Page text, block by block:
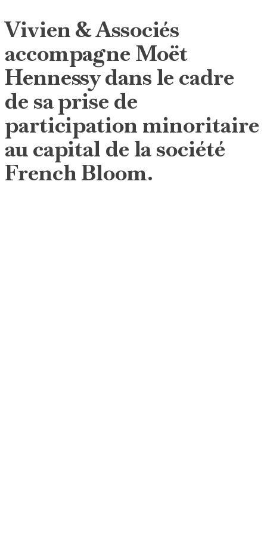
Vivien & Associés
accompagne Moët
Hennessy dans le cadre
de sa prise de
participation minoritaire
au capital de la société
French Bloom.